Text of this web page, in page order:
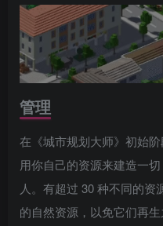
管理
在《城市规划大师》初始
用你自己的资源来建造一
人。有超过 30 种不同的
的自然资源，以免它们再